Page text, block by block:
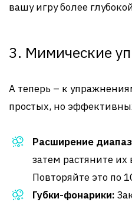
вашу игру более
3. Мимические
А теперь – к
простых, но
Расширение
затем растяните
Повторяйте это по
Губки-фонарики: